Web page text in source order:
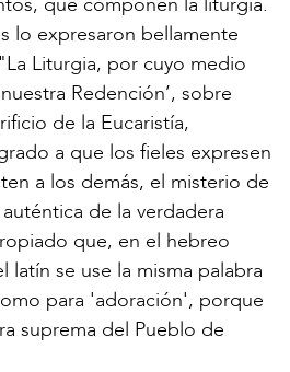
lo expresaron bellamente
Liturgia, por cuyo medio
Redención’, sobre
de la Eucaristía,
a que los fieles expresen
a los demás, el misterio de
de la verdadera
que, en el hebreo
se use la misma palabra
para 'adoración', porque
suprema del Pueblo de